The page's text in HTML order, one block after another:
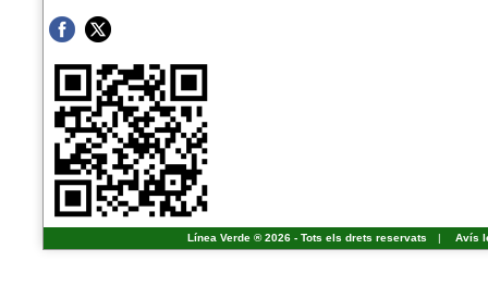
Línea Verde ® 2026 - Tots els drets reservats | Avís